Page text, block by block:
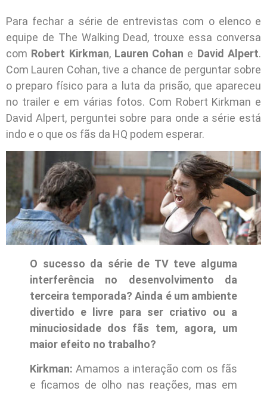
Para fechar a série de entrevistas com o elenco e
equipe de The Walking Dead, trouxe essa conversa
com Robert Kirkman, Lauren Cohan e David Alpert.
Com Lauren Cohan, tive a chance de perguntar sobre
o preparo físico para a luta da prisão, que apareceu
no trailer e em várias fotos. Com Robert Kirkman e
David Alpert, perguntei sobre para onde a série está
indo e o que os fãs da HQ podem esperar.
O sucesso da série de TV teve alguma
interferência no desenvolvimento da
terceira temporada? Ainda é um ambiente
divertido e livre para ser criativo ou a
minuciosidade dos fãs tem, agora, um
maior efeito no trabalho?
Kirkman: Amamos a interação com os fãs
e ficamos de olho nas reações, mas em